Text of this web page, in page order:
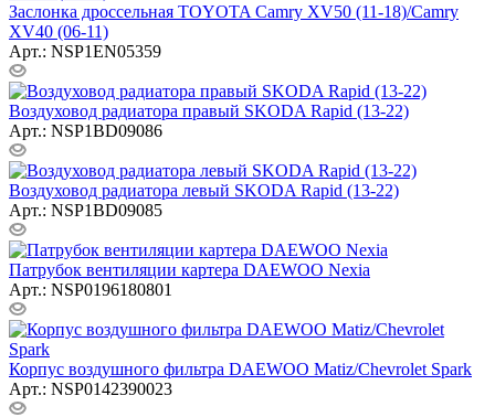
Заслонка дроссельная TOYOTA Camry XV50 (11-18)/Camry
XV40 (06-11)
Арт.: NSP1EN05359
Воздуховод радиатора правый SKODA Rapid (13-22)
Арт.: NSP1BD09086
Воздуховод радиатора левый SKODA Rapid (13-22)
Арт.: NSP1BD09085
Патрубок вентиляции картера DAEWOO Nexia
Арт.: NSP0196180801
Корпус воздушного фильтра DAEWOO Matiz/Chevrolet Spark
Арт.: NSP0142390023